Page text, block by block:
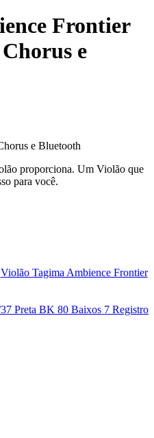
Frontier
e
e Bluetooth
proporciona. Um Violão que
para você.
Violão Tagima Ambience Frontier
Preta BK 80 Baixos 7 Registro